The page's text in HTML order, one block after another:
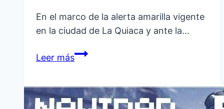
En el marco de la alerta amarilla vigente
en la ciudad de La Quiaca y ante la…
Leer másEL
LA